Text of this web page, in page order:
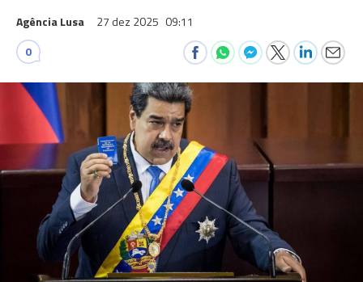
Agência Lusa 27 dez 2025 09:11
0